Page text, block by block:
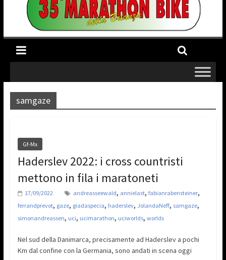
samgaze
Gf-Mx
Haderslev 2022: i cross countristi
mettono in fila i maratoneti
17/09/2022 andreasseewald, annielast, fabianrabensteiner,
ferrandprevot, gaze, giadaspecia, haderslev, JolandaNeff, samgaze,
simonandreassen, uci, ucimarathon, uciworlds, worlds
Nel sud della Danimarca, precisamente ad Haderslev a pochi
Km dal confine con la Germania, sono andati in scena oggi